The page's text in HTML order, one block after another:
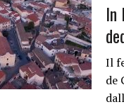
In
Il
de